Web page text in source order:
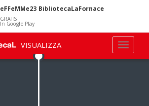
eFFeMMe23 BibliotecaLaFornace
GRATIS
In Google Play
VISUALIZZA